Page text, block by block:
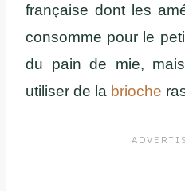
française dont les
consomme pour le
du pain de mie,
utiliser de la brioche